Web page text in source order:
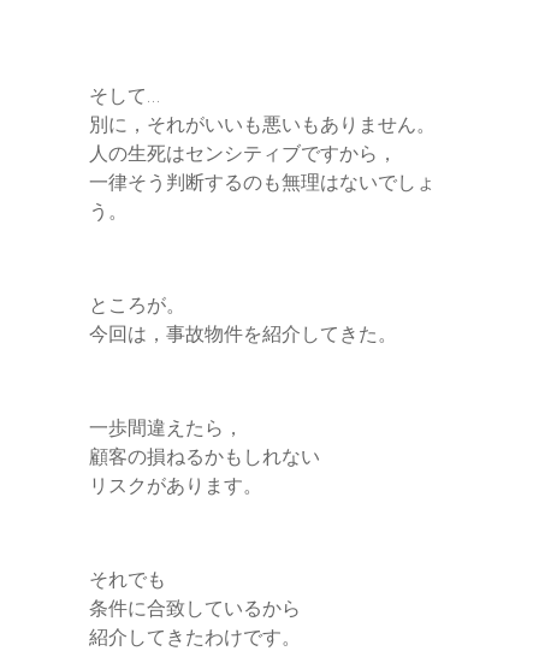
そして…
別に，それがいいも悪いもありません。
人の生死はセンシティブですから，
一律そう判断するのも無理はないでしょ
う。
ところが。
今回は，事故物件を紹介してきた。
一歩間違えたら，
顧客の損ねるかもしれない
リスクがあります。
それでも
条件に合致しているから
紹介してきたわけです。